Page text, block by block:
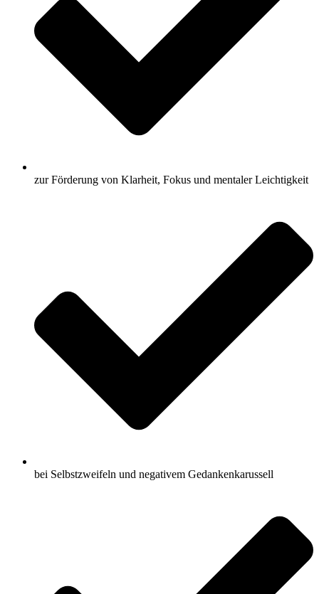
zur Förderung von Klarheit, Fokus und mentaler Leichtigkeit
bei Selbstzweifeln und negativem Gedankenkarussell